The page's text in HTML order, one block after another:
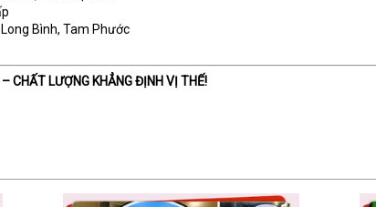
Bình, Tam Phước
CHẤT LƯỢNG KHẲNG ĐỊNH VỊ THẾ!